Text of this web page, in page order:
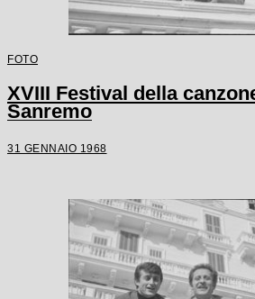
FOTO
XVIII Festival della
Sanremo
31 GENNAIO 1968